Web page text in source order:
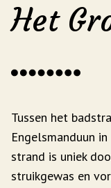
Het
Tussen het
Engelsmanduun
strand is uniek
struikgewas en